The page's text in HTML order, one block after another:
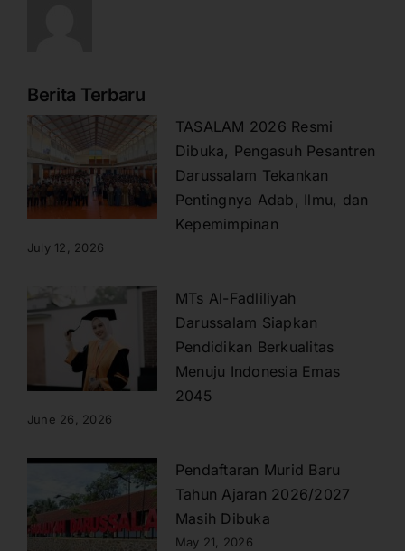
Berita Terbaru
TASALAM 2026 Resmi
Dibuka, Pengasuh Pesantren
Darussalam Tekankan
Pentingnya Adab, Ilmu, dan
Kepemimpinan
July 12, 2026
MTs Al-Fadliliyah
Darussalam Siapkan
Pendidikan Berkualitas
Menuju Indonesia Emas
2045
June 26, 2026
Pendaftaran Murid Baru
Tahun Ajaran 2026/2027
Masih Dibuka
May 21, 2026